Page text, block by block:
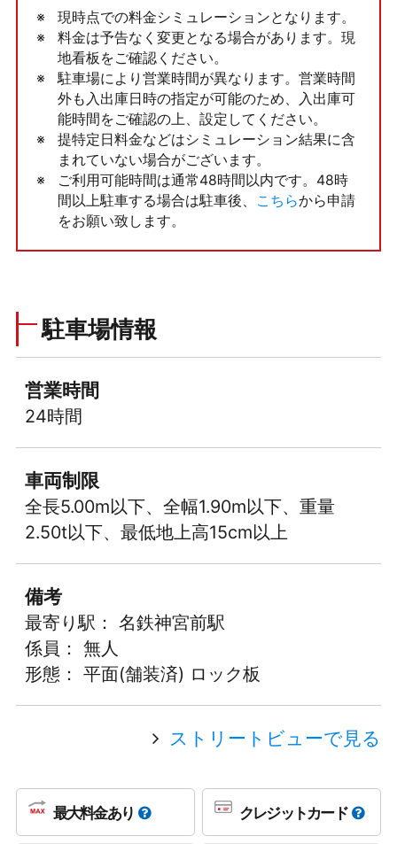
現時点での料金シミュレーションとなります。
料金は予告なく変更となる場合があります。現
地看板をご確認ください。
駐車場により営業時間が異なります。営業時間
外も入出庫日時の指定が可能のため、入出庫可
能時間をご確認の上、設定してください。
提特定日料金などはシミュレーション結果に含
まれていない場合がございます。
ご利用可能時間は通常48時間以内です。48時
間以上駐車する場合は駐車後、
こちらから申請
をお願い致します。
駐車場情報
営業時間
24時間
車両制限
全長5.00m以下、全幅1.90m以下、重量
2.50t以下、最低地上高15cm以上
備考
最寄り駅： 名鉄神宮前駅
係員： 無人
形態： 平面(舗装済) ロック板
ストリートビューで見る
最大料金あり クレジットカード